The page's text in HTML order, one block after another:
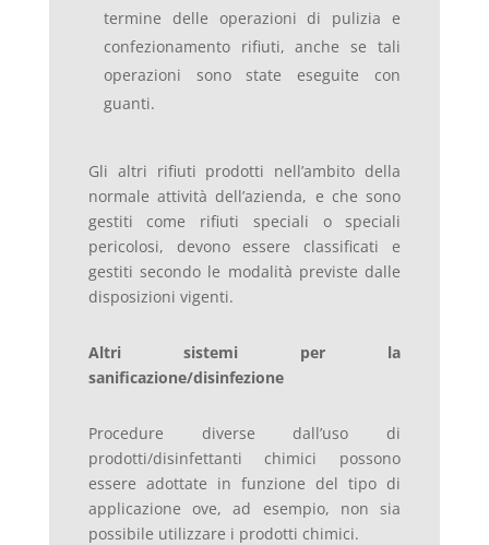
termine delle operazioni di pulizia e
confezionamento rifiuti, anche se tali
operazioni sono state eseguite con
guanti.
Gli altri rifiuti prodotti nell’ambito della
normale attività dell’azienda, e che sono
gestiti come rifiuti speciali o speciali
pericolosi, devono essere classificati e
gestiti secondo le modalità previste dalle
disposizioni vigenti.
Altri sistemi per la
sanificazione/disinfezione
Procedure diverse dall’uso di
prodotti/disinfettanti chimici possono
essere adottate in funzione del tipo di
applicazione ove, ad esempio, non sia
possibile utilizzare i prodotti chimici.